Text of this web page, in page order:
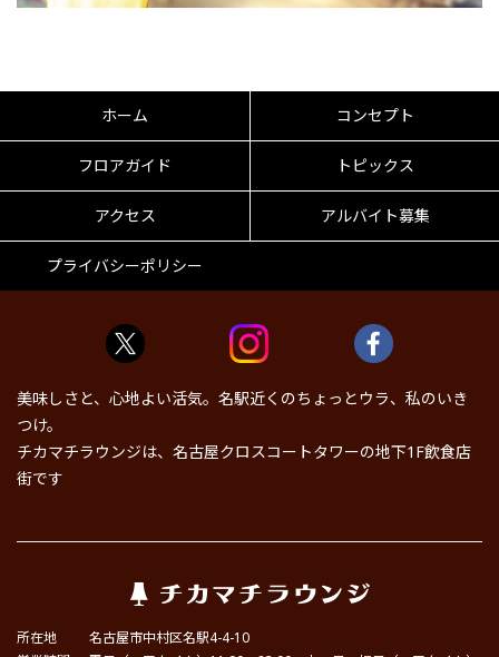
ホーム コンセプト
フロアガイド トピックス
アクセス アルバイト募集
プライバシーポリシー
美味しさと、心地よい活気。名駅近くのちょっとウラ、私のいき
つけ。
チカマチラウンジは、名古屋クロスコートタワーの地下1F飲食店
街です
所在地
名古屋市中村区名駅4-4-10